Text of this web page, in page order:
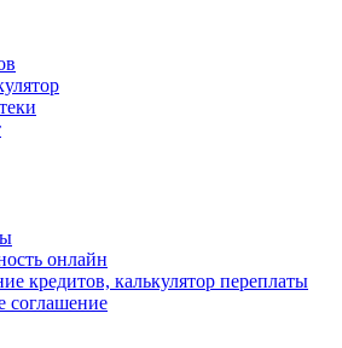
онлайн
кредитов, калькулятор переплаты
соглашение